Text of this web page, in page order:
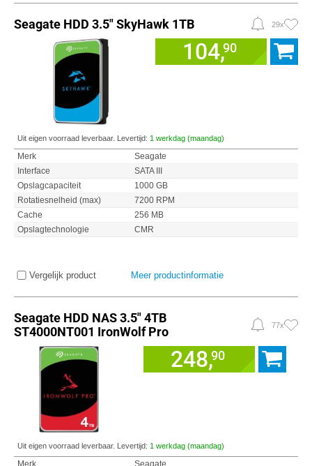
Seagate HDD 3.5" SkyHawk 1TB 29x
104,90
Uit eigen voorraad leverbaar. Levertijd: 1 werkdag (maandag)
Merk
Seagate
Interface
SATA III
Opslagcapaciteit
1000 GB
Rotatiesnelheid (max)
7200 RPM
Cache
256 MB
Opslagtechnologie
CMR
Vergelijk product Meer productinformatie
Seagate HDD NAS 3.5" 4TB
ST4000NT001 IronWolf Pro
77x
248,90
Uit eigen voorraad leverbaar. Levertijd: 1 werkdag (maandag)
Merk Seagate